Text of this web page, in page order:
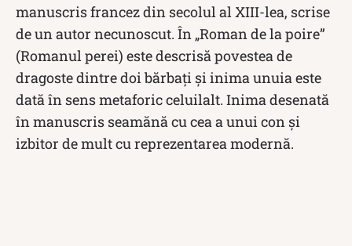
manuscris francez din secolul al XIII-lea, scrise
de un autor necunoscut. În „Roman de la poire”
(Romanul perei) este descrisă povestea de
dragoste dintre doi bărbați și inima unuia este
dată în sens metaforic celuilalt. Inima desenată
în manuscris seamănă cu cea a unui con și
izbitor de mult cu reprezentarea modernă.